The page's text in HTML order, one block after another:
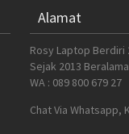
Alamat
Rosy Laptop Berdiri
Sejak 2013
WA : 089 800 679 27
Chat Via Whatsapp,